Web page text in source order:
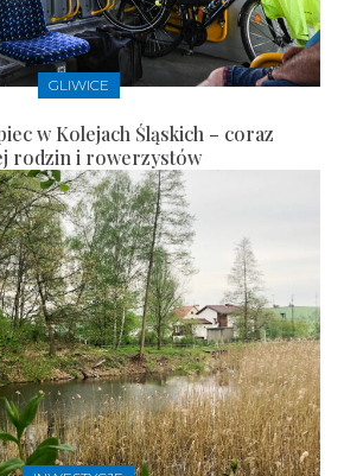
GLIWICE
w Kolejach Śląskich – coraz
rodzin i rowerzystów